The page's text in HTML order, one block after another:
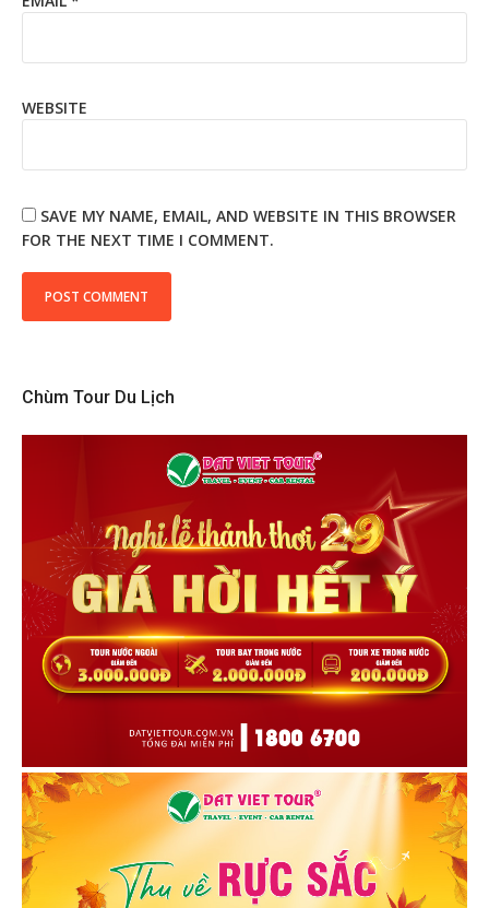
WEBSITE
SAVE MY NAME, EMAIL, AND WEBSITE IN THIS BROWSER
FOR THE NEXT TIME I COMMENT.
Chùm Tour Du Lịch